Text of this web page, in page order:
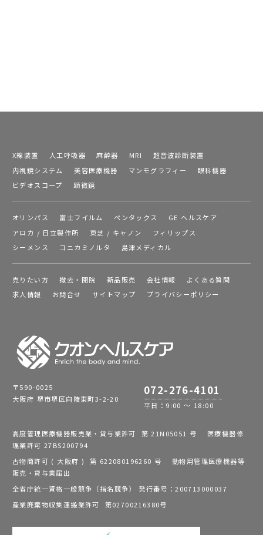
X線装置 人工呼吸器 麻酔器 MRI
超音波診断装置
内視鏡システム
美容医療機器 マンモグラフィー
眼科機器
ビデオスコープ
顕微鏡
オリンパス 富士フイルム ペンタックス
GE ヘルスケア
アロカ / 日立製作所
東芝 / キャノン
フィリップス
シーメンス
コニカミノルタ 島津メディカル
売りたい方 撤去・閉院 新品販売 会社情報
よくある質問
求人情報
お問合せ サイトマップ プライバシーポリシー
〒590-0025
大阪府 堺市堺区向陵東町3-2-20
072-276-4101
平日：9:00 ～ 18:00
高度管理医療機器販売業・貸与業許可 第 21N05051 号 医療機器修
理業許可 27BS200794
古物商許可 ( 大阪府 ) 第 622080196260 号 動物用管理医療機器等
販売・貸与業届出
全省庁統一資格一般競争（指名競争） 発行番号：200713000037
産業廃棄物収集運搬業許可 第02700216380号